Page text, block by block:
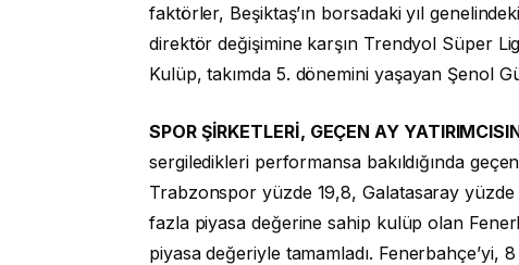
faktörler, Beşiktaş’ın borsadaki yıl
direktör değişimine karşın Trendyol Süper
Kulüp, takımda 5. dönemini yaşayan Şenol
SPOR ŞİRKETLERİ, GEÇEN AY
sergiledikleri performansa bakıldığında
Trabzonspor yüzde 19,8, Galatasaray
fazla piyasa değerine sahip kulüp olan
piyasa değeriyle tamamladı.